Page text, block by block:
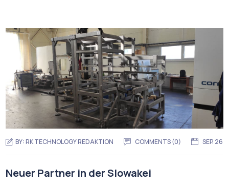
BY:RK TECHNOLOGY REDAKTION COMMENTS (0) SEP. 26
Neuer Partner in der Slowakei